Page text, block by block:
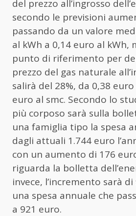
del prezzo all’ingrosso
secondo le previsioni
passando da un valore
al kWh a 0,14 euro al kWh,
punto di riferimento per
prezzo del gas naturale
salirà del 28%, da 0,38
euro al smc. Secondo lo
più corposo sarà sulla
una famiglia tipo la spesa
dagli attuali 1.744 euro
con un aumento di 176
riguarda la bolletta
invece, l’incremento sarà
una spesa annuale che
a 921 euro.